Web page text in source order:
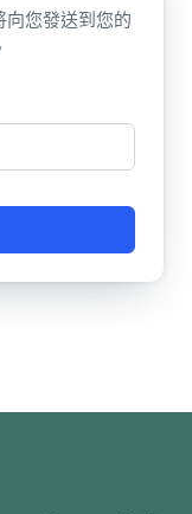
向您發送到您的